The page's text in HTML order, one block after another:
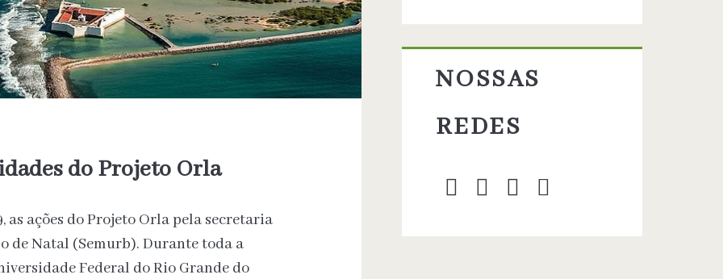
do Projeto Orla
as ações do Projeto Orla pela secretaria
de Natal (Semurb). Durante toda a
Federal do Rio Grande do
NOSSAS
REDES
twitterfacebookinstagram